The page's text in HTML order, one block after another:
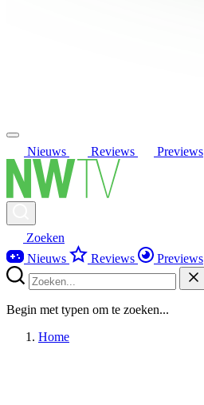
Nieuws Reviews Previews
Zoeken
Nieuws
Reviews Previews
Begin met typen om te zoeken...
Home